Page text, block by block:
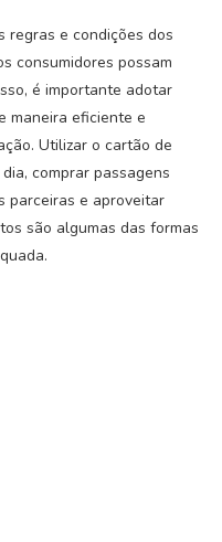
regras e condições dos
consumidores possam
é importante adotar
maneira eficiente e
Utilizar o cartão de
comprar passagens
parceiras e aproveitar
são algumas das formas